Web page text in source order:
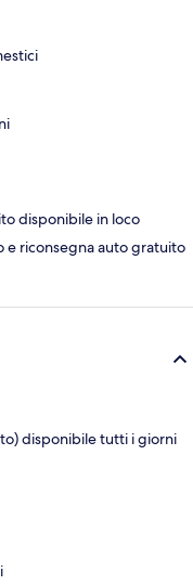
disponibile in loco
e riconsegna auto gratuito
disponibile tutti i giorni